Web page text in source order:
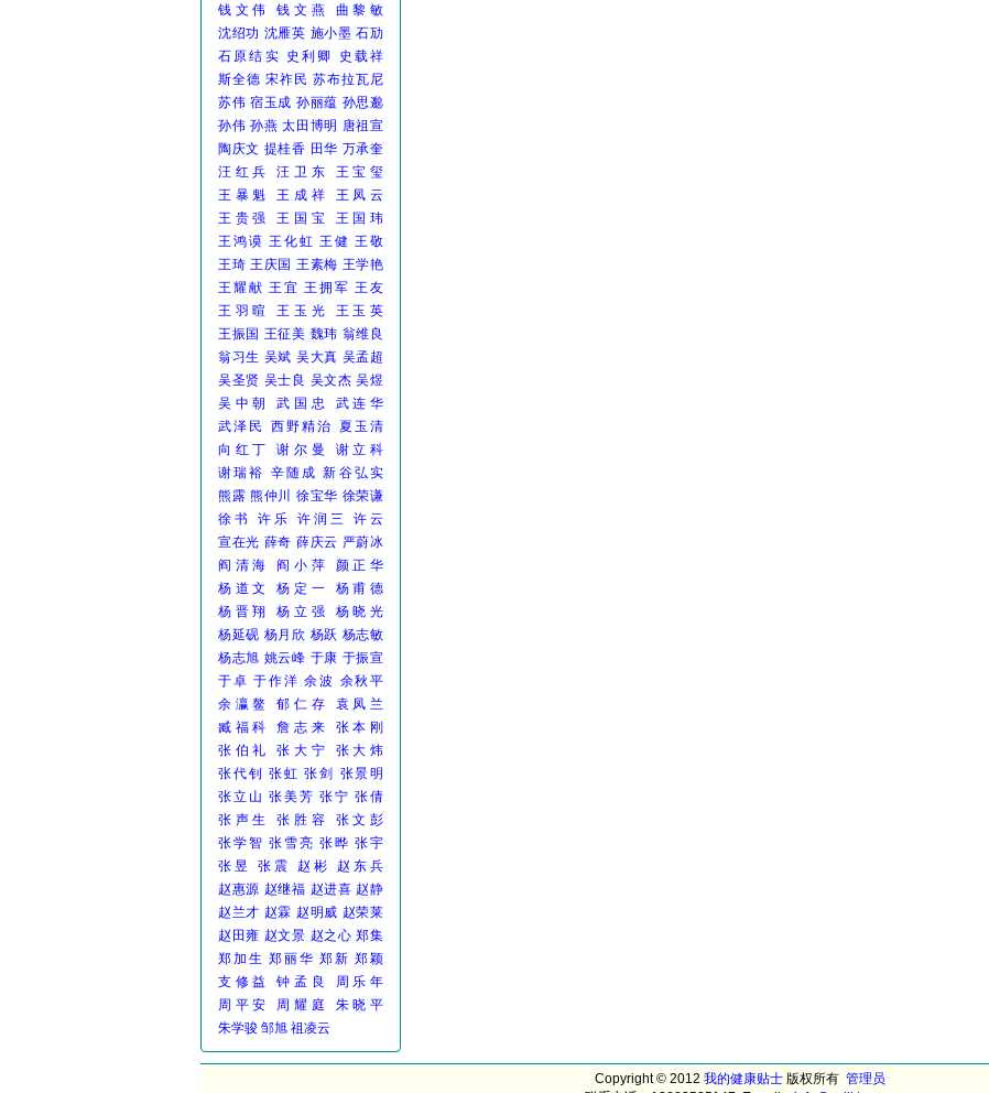
钱文伟
钱文燕
曲黎敏
沈绍功 沈雁英 施小墨 石劢
石原结实 史利卿
史载祥
斯全德 宋祚民 苏布拉瓦尼
苏伟 宿玉成 孙丽蕴 孙思邈
孙伟 孙燕 太田博明 唐祖宣
陶庆文 提桂香 田华 万承奎
汪红兵
汪卫东
王宝玺
王暴魁
王成祥
王凤云
王贵强
王国宝
王国玮
王鸿谟 王化虹 王健 王敬
王琦 王庆国 王素梅 王学艳
王耀献 王宜 王拥军 王友
王羽暄
王玉光
王玉英
王振国 王征美 魏玮 翁维良
翁习生 吴斌 吴大真 吴孟超
吴圣贤 吴士良 吴文杰 吴煜
吴中朝
武国忠
武连华
武泽民
西野精治 夏玉清
向红丁
谢尔曼
谢立科
谢瑞裕 辛随成 新谷弘实
熊露 熊仲川 徐宝华 徐荣谦
徐书
许乐 许润三
许云
宣在光 薛奇 薛庆云 严蔚冰
阎清海
阎小萍
颜正华
杨道文
杨定一
杨甫德
杨晋翔
杨立强
杨晓光
杨延砚 杨月欣 杨跃 杨志敏
杨志旭 姚云峰 于康 于振宣
于卓 于作洋 余波 余秋平
余瀛鳌
郁仁存
袁凤兰
臧福科
詹志来
张本刚
张伯礼
张大宁
张大炜
张代钊
张虹 张剑
张景明
张立山 张美芳 张宁 张倩
张声生
张胜容
张文彭
张学智 张雪亮 张晔 张宇
张昱
张震 赵彬
赵东兵
赵惠源 赵继福 赵进喜 赵静
赵兰才 赵霖 赵明威 赵荣莱
赵田雍 赵文景 赵之心 郑集
郑加生 郑丽华 郑新 郑颖
支修益
钟孟良
周乐年
周平安
周耀庭
朱晓平
朱学骏 邹旭 祖凌云
Copyright © 2012 我的健康贴士 版权所有 管理员